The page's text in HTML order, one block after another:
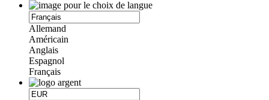
Allemand
Américain
Anglais
Espagnol
Français